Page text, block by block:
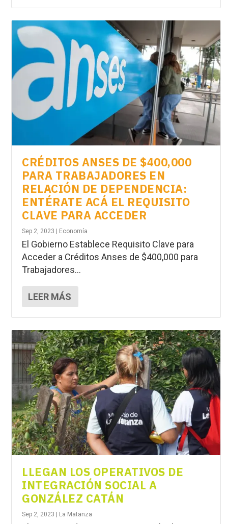
CRÉDITOS ANSES DE $400,000
PARA TRABAJADORES EN
RELACIÓN DE DEPENDENCIA:
ENTÉRATE ACÁ EL REQUISITO
CLAVE PARA ACCEDER
Sep 2, 2023 Economía
El Gobierno Establece Requisito Clave para
Acceder a Créditos Anses de $400,000 para
Trabajadores...
LEER MÁS
LLEGAN LOS OPERATIVOS DE
INTEGRACIÓN SOCIAL A
GONZÁLEZ CATÁN
Sep 2, 2023 La Matanza